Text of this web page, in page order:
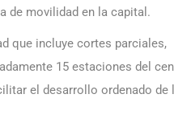
de movilidad en la capital.
que incluye cortes parciales,
15 estaciones del
el desarrollo ordenado de